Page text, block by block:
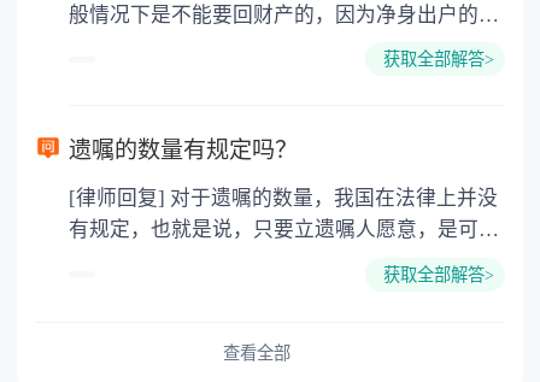
如：女性在怀孕和哺乳期所在单位的裁员受保
护，对女权尊重才能体现他们的绅士风度，西方
选择婚姻。 3.为孩子搭建的平台，因为将来孩子
多，而且孩子一个人在外面的消费很大，还没有
家，最终也不会有公民卡。
般情况下是不能要回财产的，因为净身出户的一
方已经放弃了分割财产的权利，此时的财产已经
户，是因为受到了对方的欺诈或者胁迫等等，那
产的。 法律依据：《最高人民法院关于适用
〈中华人民共和国民法典〉婚姻家庭编的解释
立财产分割协议时存在欺诈、胁迫等情形的，应
获取全部解答>
遗嘱的数量有规定吗？
[律师回复] 对于遗嘱的数量，我国在法律上并没
有规定，也就是说，只要立遗嘱人愿意，是可以
立成百上千份遗嘱的，只不过并不会都生效的，
获取全部解答>
查看全部